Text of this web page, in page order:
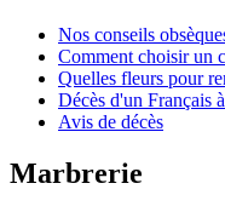
Nos conseils
Comment choisir un
Quelles fleurs pour
Décès d'un Français
Avis de décès
Marbrerie